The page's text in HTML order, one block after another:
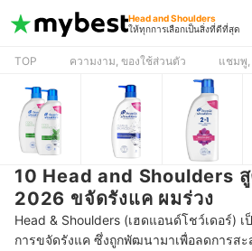
Head and Shoulders
ให้ทุกการเลือกเป็นสิ่งที่ดีที่สุด
TOP ความงาม, ของใช้ส่วนตัว แชมพู,
10 Head and Shoulders
2026 ขจัดรังแค ผมร่วง
Head & Shoulders (เฮดแอนด์โชว์เดอร์)
การขจัดรังแค ซึ่งถูกพัฒนามาเพื่อลดการส